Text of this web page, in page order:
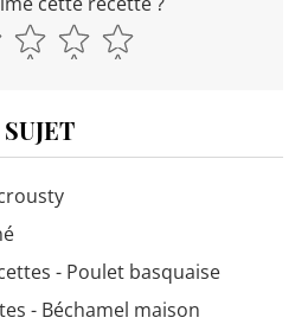
- Poulet basquaise
- Béchamel maison